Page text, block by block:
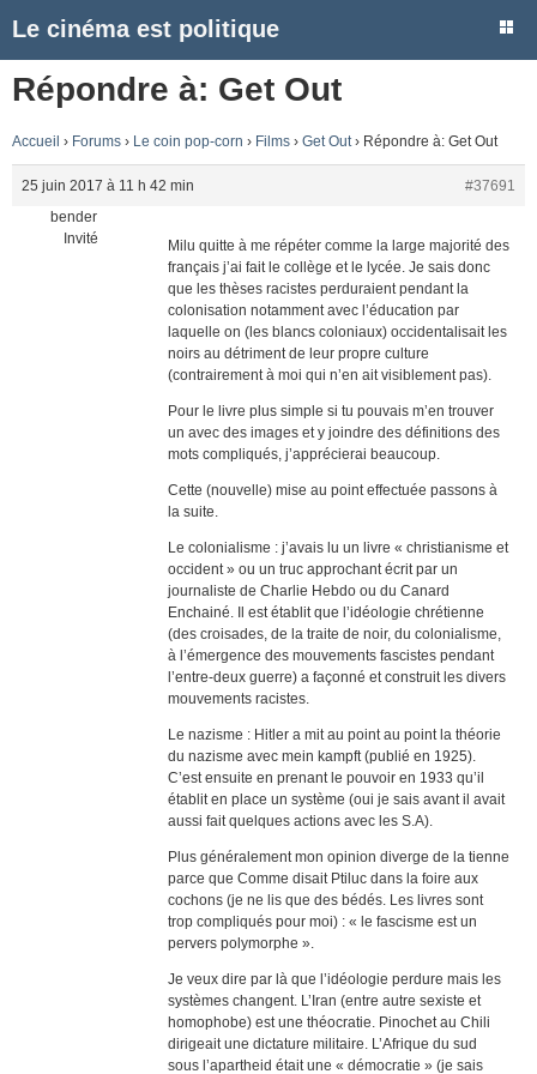
Le cinéma est politique
Répondre à: Get Out
Accueil › Forums › Le coin pop-corn › Films › Get Out › Répondre à: Get Out
25 juin 2017 à 11 h 42 min
#37691
bender
Invité
Milu quitte à me répéter comme la large majorité des
français j’ai fait le collège et le lycée. Je sais donc
que les thèses racistes perduraient pendant la
colonisation notamment avec l’éducation par
laquelle on (les blancs coloniaux) occidentalisait les
noirs au détriment de leur propre culture
(contrairement à moi qui n’en ait visiblement pas).
Pour le livre plus simple si tu pouvais m’en trouver
un avec des images et y joindre des définitions des
mots compliqués, j’apprécierai beaucoup.
Cette (nouvelle) mise au point effectuée passons à
la suite.
Le colonialisme : j’avais lu un livre « christianisme et
occident » ou un truc approchant écrit par un
journaliste de Charlie Hebdo ou du Canard
Enchainé. Il est établit que l’idéologie chrétienne
(des croisades, de la traite de noir, du colonialisme,
à l’émergence des mouvements fascistes pendant
l’entre-deux guerre) a façonné et construit les divers
mouvements racistes.
Le nazisme : Hitler a mit au point au point la théorie
du nazisme avec mein kampft (publié en 1925).
C’est ensuite en prenant le pouvoir en 1933 qu’il
établit en place un système (oui je sais avant il avait
aussi fait quelques actions avec les S.A).
Plus généralement mon opinion diverge de la tienne
parce que Comme disait Ptiluc dans la foire aux
cochons (je ne lis que des bédés. Les livres sont
trop compliqués pour moi) : « le fascisme est un
pervers polymorphe ».
Je veux dire par là que l’idéologie perdure mais les
systèmes changent. L’Iran (entre autre sexiste et
homophobe) est une théocratie. Pinochet au Chili
dirigeait une dictature militaire. L’Afrique du sud
sous l’apartheid était une « démocratie » (je sais